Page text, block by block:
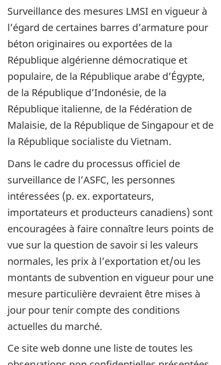
Surveillance des mesures LMSI en vigueur à
l’égard de certaines barres d’armature pour
béton originaires ou exportées de la
République algérienne démocratique et
populaire, de la République arabe d’Égypte,
de la République d’Indonésie, de la
République italienne, de la Fédération de
Malaisie, de la République de Singapour et de
la République socialiste du Vietnam.
Dans le cadre du processus officiel de
surveillance de l’ASFC, les personnes
intéressées (p. ex. exportateurs,
importateurs et producteurs canadiens) sont
encouragées à faire connaître leurs points de
vue sur la question de savoir si les valeurs
normales, les prix à l’exportation et/ou les
montants de subvention en vigueur pour une
mesure particulière devraient être mises à
jour pour tenir compte des conditions
actuelles du marché.
Ce site web donne une liste de toutes les